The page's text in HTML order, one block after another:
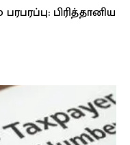
பிரித்தானிய